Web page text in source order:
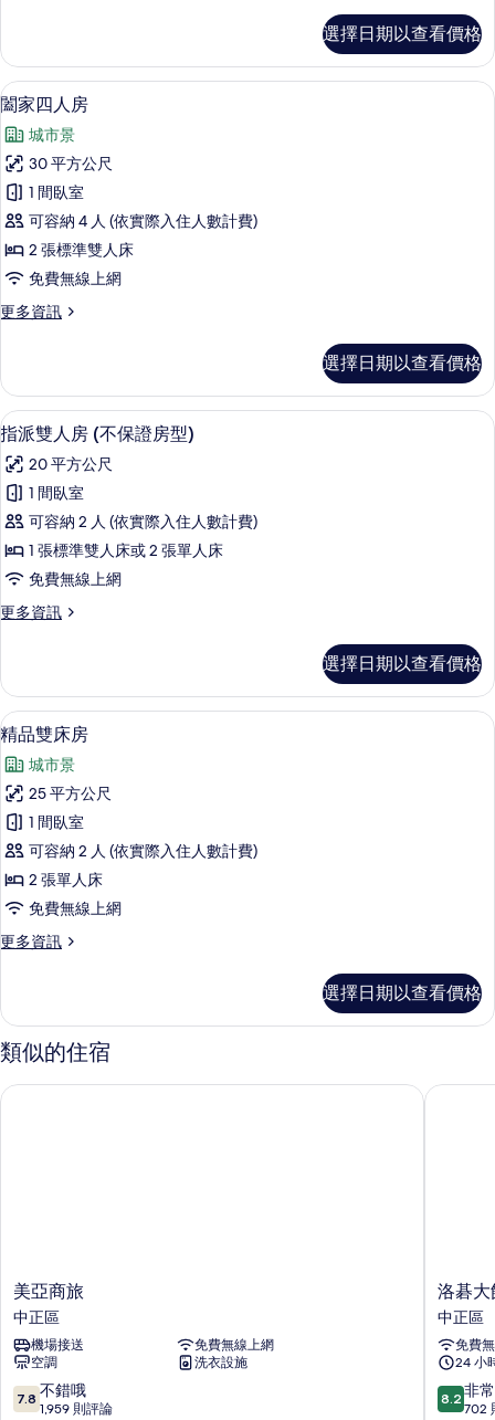
有
相
片
三
人
房
詳
情
選擇日期以查看價格
顯
示
闔
家
四
人
房
所
相
片
14
闔家四人房
城市景
30 平方公尺
1 間臥室
可容納 4 人 (依實際入住人數計費)
2 張標準雙人床
免費無線上網
更多資訊
更
四
人
房
的
詳
情
選擇日期以查看價格
顯
示
指
派
雙
人
(不
證
房
型)
的
所
有
相
片
高級寢具、Select Comfort 床墊、迷
23
指派雙人房 (不保證房型)
20 平方公尺
1 間臥室
可容納 2 人 (依實際入住人數計費)
1 張標準雙人床或 2 張單人床
免費無線上網
更多資訊
更
雙
人
房
保
證
房
型)
的
詳
情
選擇日期以查看價格
顯
示
精
品
雙
床
房
所
相
片
9
精品雙床房
城市景
25 平方公尺
1 間臥室
可容納 2 人 (依實際入住人數計費)
2 張單人床
免費無線上網
更多資訊
更
雙
床
房
詳
選擇日期以查看價格
類似的住宿
美
亞
商
旅
中
正
區
美亞商旅
中正區
機場接送
免費無線上網
空調
洗衣設施
7.8
分，
7.8 不錯哦
1,959 則評論
美亞商旅
洛
碁
大
飯
店
花
華
洛碁大
中正區
免費
24 小
8.2
分，
8.2 非
702
洛碁大